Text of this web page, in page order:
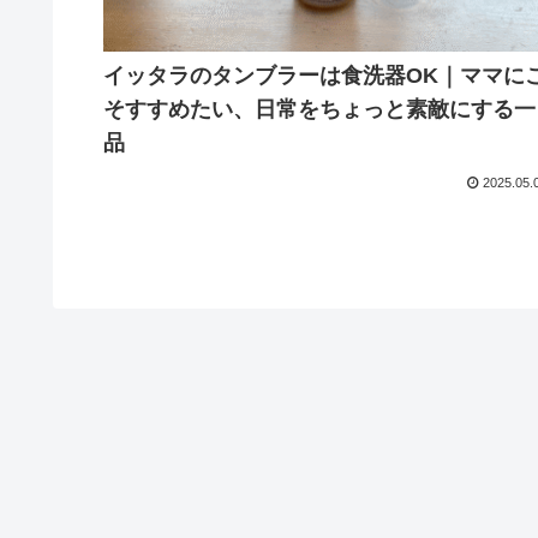
イッタラのタンブラーは食洗器OK｜ママに
そすすめたい、日常をちょっと素敵にする一
品